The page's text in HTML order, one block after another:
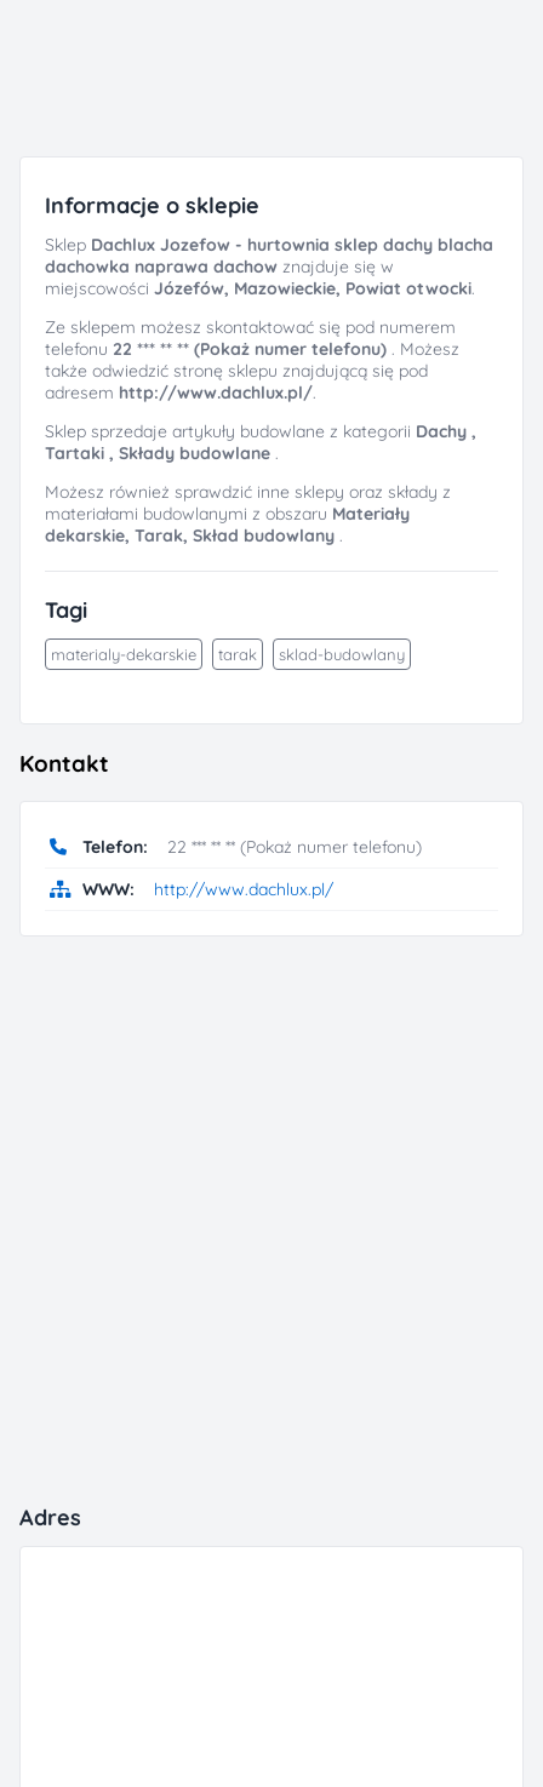
Informacje o sklepie
Sklep Dachlux Jozefow - hurtownia sklep dachy blacha
dachowka naprawa dachow znajduje się w
miejscowości Józefów, Mazowieckie, Powiat otwocki.
Ze sklepem możesz skontaktować się pod numerem
telefonu 22 *** ** ** (Pokaż numer telefonu) . Możesz
także odwiedzić stronę sklepu znajdującą się pod
adresem http://www.dachlux.pl/.
Sklep sprzedaje artykuły budowlane z kategorii Dachy ,
Tartaki , Składy budowlane .
Możesz również sprawdzić inne sklepy oraz składy z
materiałami budowlanymi z obszaru Materiały
dekarskie, Tarak, Skład budowlany .
Tagi
materialy-dekarskie tarak sklad-budowlany
Kontakt
Telefon:
22 *** ** ** (Pokaż numer telefonu)
WWW:
http://www.dachlux.pl/
Adres